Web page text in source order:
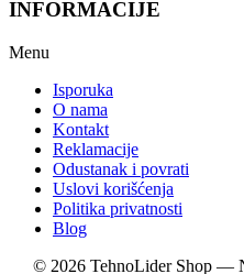
INFORMACIJE
Menu
Isporuka
O nama
Kontakt
Reklamacije
Odustanak i povrati
Uslovi korišćenja
Politika privatnosti
Blog
© 2026 TehnoLider Shop —